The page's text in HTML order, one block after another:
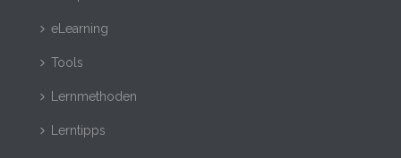
eLearning
Tools
Lernmethoden
Lerntipps